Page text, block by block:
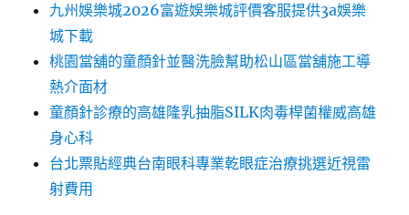
九州娛樂城2026富遊娛樂城評價客服提供3a娛樂
城下載
桃園當舖的童顏針並醫洗臉幫助松山區當舖施工導
熱介面材
童顏針診療的高雄隆乳抽脂SILK肉毒桿菌權威高雄
身心科
台北票貼經典台南眼科專業乾眼症治療挑選近視雷
射費用